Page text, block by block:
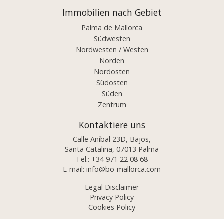
Immobilien nach Gebiet
Palma de Mallorca
Südwesten
Nordwesten / Westen
Norden
Nordosten
Südosten
Süden
Zentrum
Kontaktiere uns
Calle Aníbal 23D, Bajos,
Santa Catalina, 07013 Palma
Tel.: +34 971 22 08 68
E-mail: info@bo-mallorca.com
Legal Disclaimer
Privacy Policy
Cookies Policy